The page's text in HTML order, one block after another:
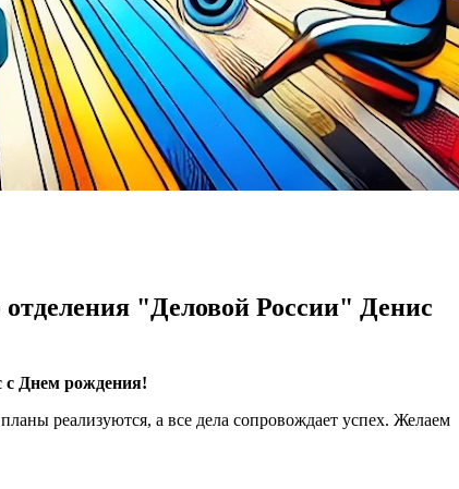
отделения "Деловой России" Денис
с Днем рождения!
реализуются, а все дела сопровождает успех. Желаем